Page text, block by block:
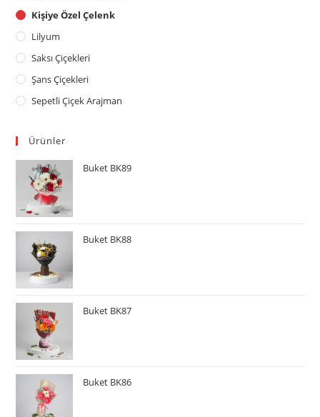
Kişiye Özel Çelenk
Lilyum
Saksı Çiçekleri
Şans Çiçekleri
Sepetli Çiçek Arajman
Ürünler
Buket BK89
Buket BK88
Buket BK87
Buket BK86